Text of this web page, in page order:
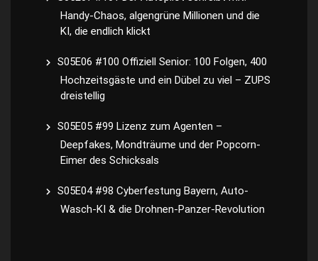
Handy-Chaos, algengrüne Millionen und die
KI, die endlich klickt
S05E06 #100 Offiziell Senior: 100 Folgen, 400
Hochzeitsgäste und ein Dübel zu viel – ZUPS
dreistellig
S05E05 #99 Lizenz zum Agenten –
Deepfakes, Mondträume und der Popcorn-
Eimer des Schicksals
S05E04 #98 Cyberfestung Bayern, Auto-
Wasch-KI & die Drohnen-Panzer-Revolution